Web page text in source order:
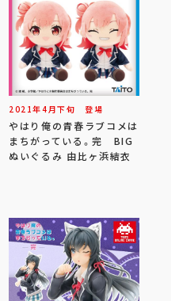
2021年4 月下旬 登場
やはり俺の青春ラブコメは
まちがっている。完 BIG
ぬいぐるみ 由比ヶ浜結衣